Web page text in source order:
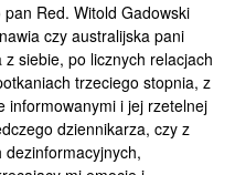
Red. Witold Gadowski
czy australijska pani
siebie, po licznych relacjach
trzeciego stopnia, z
informowanymi i jej rzetelnej
dziennikarza, czy z
dezinformacyjnych,